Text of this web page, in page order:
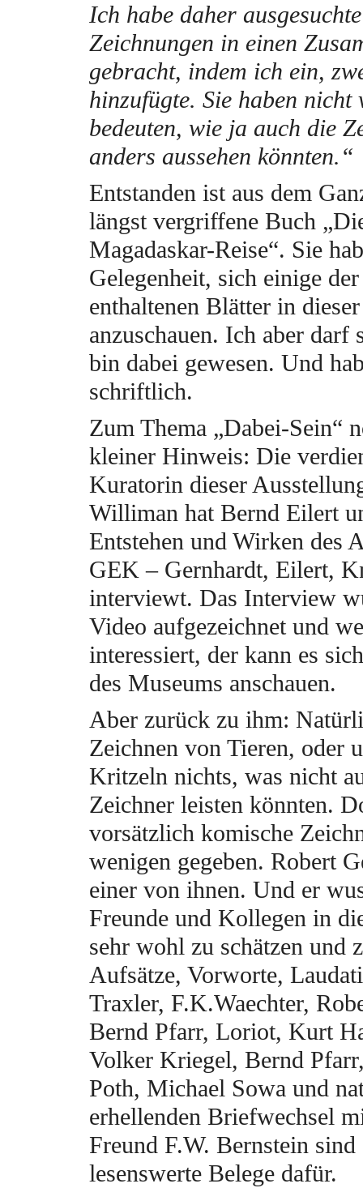
Ich habe daher ausgesuchte
Zeichnungen in einen
gebracht, indem ich ein,
hinzufügte. Sie haben nicht
bedeuten, wie ja auch die
anders aussehen könnten.“
Entstanden ist aus dem
längst vergriffene Buch
Magadaskar-Reise“. Sie
Gelegenheit, sich einige
enthaltenen Blätter in
anzuschauen. Ich aber darf
bin dabei gewesen. Und
schriftlich.
Zum Thema „Dabei-Sein“
kleiner Hinweis: Die
Kuratorin dieser
Williman hat Bernd Eilert
Entstehen und Wirken des
GEK – Gernhardt, Eilert,
interviewt. Das Interview
Video aufgezeichnet und
interessiert, der kann es
des Museums anschauen.
Aber zurück zu ihm:
Zeichnen von Tieren, oder
Kritzeln nichts, was nicht
Zeichner leisten könnten.
vorsätzlich komische
wenigen gegeben. Robert
einer von ihnen. Und er
Freunde und Kollegen in
sehr wohl zu schätzen und
Aufsätze, Vorworte,
Traxler, F.K.Waechter,
Bernd Pfarr, Loriot, Kurt
Volker Kriegel, Bernd
Poth, Michael Sowa und
erhellenden Briefwechsel
Freund F.W. Bernstein sind
lesenswerte Belege dafür.